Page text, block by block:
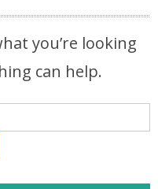
you’re looking
can help.